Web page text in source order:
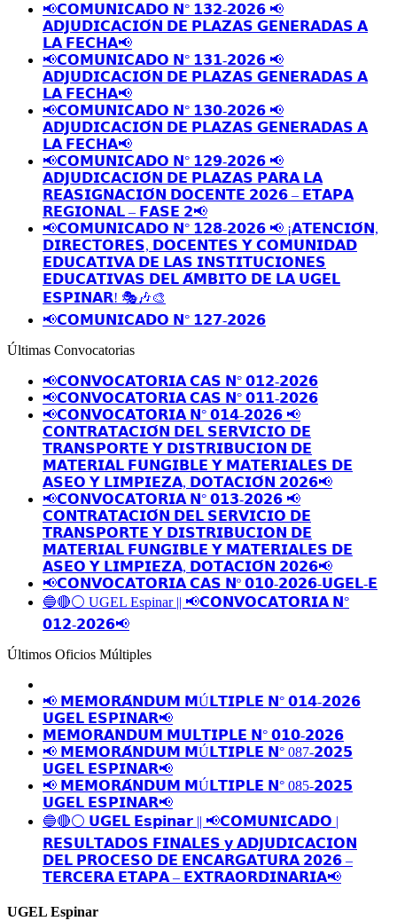
📢𝗖𝗢𝗠𝗨𝗡𝗜𝗖𝗔𝗗𝗢 𝗡° 𝟭𝟯𝟮-𝟮𝟬𝟮𝟲 📢
𝗔𝗗𝗝𝗨𝗗𝗜𝗖𝗔𝗖𝗜𝗢́𝗡 𝗗𝗘 𝗣𝗟𝗔𝗭𝗔𝗦 𝗚𝗘𝗡𝗘𝗥𝗔𝗗𝗔𝗦 𝗔
𝗟𝗔 𝗙𝗘𝗖𝗛𝗔📢
📢𝗖𝗢𝗠𝗨𝗡𝗜𝗖𝗔𝗗𝗢 𝗡° 𝟭𝟯𝟭-𝟮𝟬𝟮𝟲 📢
𝗔𝗗𝗝𝗨𝗗𝗜𝗖𝗔𝗖𝗜𝗢́𝗡 𝗗𝗘 𝗣𝗟𝗔𝗭𝗔𝗦 𝗚𝗘𝗡𝗘𝗥𝗔𝗗𝗔𝗦 𝗔
𝗟𝗔 𝗙𝗘𝗖𝗛𝗔📢
📢𝗖𝗢𝗠𝗨𝗡𝗜𝗖𝗔𝗗𝗢 𝗡° 𝟭𝟯𝟬-𝟮𝟬𝟮𝟲 📢
𝗔𝗗𝗝𝗨𝗗𝗜𝗖𝗔𝗖𝗜𝗢́𝗡 𝗗𝗘 𝗣𝗟𝗔𝗭𝗔𝗦 𝗚𝗘𝗡𝗘𝗥𝗔𝗗𝗔𝗦 𝗔
𝗟𝗔 𝗙𝗘𝗖𝗛𝗔📢
📢𝗖𝗢𝗠𝗨𝗡𝗜𝗖𝗔𝗗𝗢 𝗡° 𝟭𝟮𝟵-𝟮𝟬𝟮𝟲 📢
𝗔𝗗𝗝𝗨𝗗𝗜𝗖𝗔𝗖𝗜𝗢́𝗡 𝗗𝗘 𝗣𝗟𝗔𝗭𝗔𝗦 𝗣𝗔𝗥𝗔 𝗟𝗔
𝗥𝗘𝗔𝗦𝗜𝗚𝗡𝗔𝗖𝗜𝗢́𝗡 𝗗𝗢𝗖𝗘𝗡𝗧𝗘 𝟮𝟬𝟮𝟲 – 𝗘𝗧𝗔𝗣𝗔
𝗥𝗘𝗚𝗜𝗢𝗡𝗔𝗟 – 𝗙𝗔𝗦𝗘 𝟮📢
📢𝗖𝗢𝗠𝗨𝗡𝗜𝗖𝗔𝗗𝗢 𝗡° 𝟭𝟮𝟴-𝟮𝟬𝟮𝟲 📢 ¡𝗔𝗧𝗘𝗡𝗖𝗜𝗢́𝗡,
𝗗𝗜𝗥𝗘𝗖𝗧𝗢𝗥𝗘𝗦, 𝗗𝗢𝗖𝗘𝗡𝗧𝗘𝗦 𝗬 𝗖𝗢𝗠𝗨𝗡𝗜𝗗𝗔𝗗
𝗘𝗗𝗨𝗖𝗔𝗧𝗜𝗩𝗔 𝗗𝗘 𝗟𝗔𝗦 𝗜𝗡𝗦𝗧𝗜𝗧𝗨𝗖𝗜𝗢𝗡𝗘𝗦
𝗘𝗗𝗨𝗖𝗔𝗧𝗜𝗩𝗔𝗦 𝗗𝗘𝗟 𝗔́𝗠𝗕𝗜𝗧𝗢 𝗗𝗘 𝗟𝗔 𝗨𝗚𝗘𝗟
𝗘𝗦𝗣𝗜𝗡𝗔𝗥! 🎭🎶🎨
📢𝗖𝗢𝗠𝗨𝗡𝗜𝗖𝗔𝗗𝗢 𝗡° 𝟭𝟮𝟳-𝟮𝟬𝟮𝟲
Últimas Convocatorias
📢𝗖𝗢𝗡𝗩𝗢𝗖𝗔𝗧𝗢𝗥𝗜𝗔 𝗖𝗔𝗦 𝗡° 𝟬𝟭𝟮-𝟮𝟬𝟮𝟲
📢𝗖𝗢𝗡𝗩𝗢𝗖𝗔𝗧𝗢𝗥𝗜𝗔 𝗖𝗔𝗦 𝗡° 𝟬𝟭𝟭-𝟮𝟬𝟮𝟲
📢𝗖𝗢𝗡𝗩𝗢𝗖𝗔𝗧𝗢𝗥𝗜𝗔 𝗡° 𝟬𝟭𝟰-𝟮𝟬𝟮𝟲 📢
𝗖𝗢𝗡𝗧𝗥𝗔𝗧𝗔𝗖𝗜𝗢́𝗡 𝗗𝗘𝗟 𝗦𝗘𝗥𝗩𝗜𝗖𝗜𝗢 𝗗𝗘
𝗧𝗥𝗔𝗡𝗦𝗣𝗢𝗥𝗧𝗘 𝗬 𝗗𝗜𝗦𝗧𝗥𝗜𝗕𝗨𝗖𝗜𝗢𝗡 𝗗𝗘
𝗠𝗔𝗧𝗘𝗥𝗜𝗔𝗟 𝗙𝗨𝗡𝗚𝗜𝗕𝗟𝗘 𝗬 𝗠𝗔𝗧𝗘𝗥𝗜𝗔𝗟𝗘𝗦 𝗗𝗘
𝗔𝗦𝗘𝗢 𝗬 𝗟𝗜𝗠𝗣𝗜𝗘𝗭𝗔, 𝗗𝗢𝗧𝗔𝗖𝗜𝗢́𝗡 𝟮𝟬𝟮𝟲📢
📢𝗖𝗢𝗡𝗩𝗢𝗖𝗔𝗧𝗢𝗥𝗜𝗔 𝗡° 𝟬𝟭𝟯-𝟮𝟬𝟮𝟲 📢
𝗖𝗢𝗡𝗧𝗥𝗔𝗧𝗔𝗖𝗜𝗢́𝗡 𝗗𝗘𝗟 𝗦𝗘𝗥𝗩𝗜𝗖𝗜𝗢 𝗗𝗘
𝗧𝗥𝗔𝗡𝗦𝗣𝗢𝗥𝗧𝗘 𝗬 𝗗𝗜𝗦𝗧𝗥𝗜𝗕𝗨𝗖𝗜𝗢𝗡 𝗗𝗘
𝗠𝗔𝗧𝗘𝗥𝗜𝗔𝗟 𝗙𝗨𝗡𝗚𝗜𝗕𝗟𝗘 𝗬 𝗠𝗔𝗧𝗘𝗥𝗜𝗔𝗟𝗘𝗦 𝗗𝗘
𝗔𝗦𝗘𝗢 𝗬 𝗟𝗜𝗠𝗣𝗜𝗘𝗭𝗔, 𝗗𝗢𝗧𝗔𝗖𝗜𝗢́𝗡 𝟮𝟬𝟮𝟲📢
📢𝗖𝗢𝗡𝗩𝗢𝗖𝗔𝗧𝗢𝗥𝗜𝗔 𝗖𝗔𝗦 𝗡º 𝟬𝟭𝟬-𝟮𝟬𝟮𝟲-𝗨𝗚𝗘𝗟-𝗘
🔵🔴⚪️ UGEL Espinar || 📢𝗖𝗢𝗡𝗩𝗢𝗖𝗔𝗧𝗢𝗥𝗜𝗔 𝗡°
𝟬𝟭𝟮-𝟮𝟬𝟮𝟲📢
Últimos Oficios Múltiples
📢 𝗠𝗘𝗠𝗢𝗥𝗔́𝗡𝗗𝗨𝗠 𝗠Ú𝗟𝗧𝗜𝗣𝗟𝗘 𝗡° 𝟬𝟭𝟰-𝟮𝟬𝟮𝟲
𝗨𝗚𝗘𝗟 𝗘𝗦𝗣𝗜𝗡𝗔𝗥📢
𝗠𝗘𝗠𝗢𝗥𝗔𝗡𝗗𝗨𝗠 𝗠𝗨𝗟𝗧𝗜𝗣𝗟𝗘 𝗡° 𝟬𝟭𝟬-𝟮𝟬𝟮𝟲
📢 𝗠𝗘𝗠𝗢𝗥𝗔́𝗡𝗗𝗨𝗠 𝗠Ú𝗟𝗧𝗜𝗣𝗟𝗘 𝗡° 087-𝟮𝟬𝟮𝟱
𝗨𝗚𝗘𝗟 𝗘𝗦𝗣𝗜𝗡𝗔𝗥📢
📢 𝗠𝗘𝗠𝗢𝗥𝗔́𝗡𝗗𝗨𝗠 𝗠Ú𝗟𝗧𝗜𝗣𝗟𝗘 𝗡° 085-𝟮𝟬𝟮𝟱
𝗨𝗚𝗘𝗟 𝗘𝗦𝗣𝗜𝗡𝗔𝗥📢
🔵🔴⚪️ 𝗨𝗚𝗘𝗟 𝗘𝘀𝗽𝗶𝗻𝗮𝗿 || 📢𝗖𝗢𝗠𝗨𝗡𝗜𝗖𝗔𝗗𝗢 |
𝗥𝗘𝗦𝗨𝗟𝗧𝗔𝗗𝗢𝗦 𝗙𝗜𝗡𝗔𝗟𝗘𝗦 𝘆 𝗔𝗗𝗝𝗨𝗗𝗜𝗖𝗔𝗖𝗜𝗢𝗡
𝗗𝗘𝗟 𝗣𝗥𝗢𝗖𝗘𝗦𝗢 𝗗𝗘 𝗘𝗡𝗖𝗔𝗥𝗚𝗔𝗧𝗨𝗥𝗔 𝟮𝟬𝟮𝟲 –
𝗧𝗘𝗥𝗖𝗘𝗥𝗔 𝗘𝗧𝗔𝗣𝗔 – 𝗘𝗫𝗧𝗥𝗔𝗢𝗥𝗗𝗜𝗡𝗔𝗥𝗜𝗔📢
UGEL Espinar